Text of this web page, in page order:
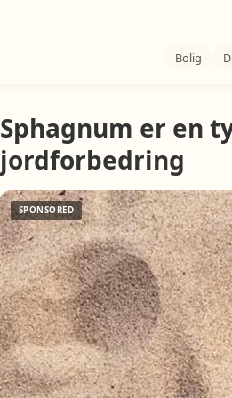
Bolig
Sphagnum er en
jordforbedring